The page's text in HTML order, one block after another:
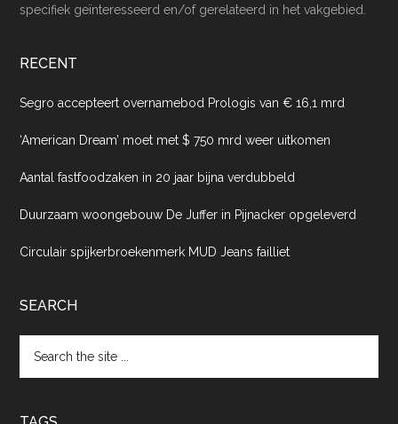
specifiek geïnteresseerd en/of gerelateerd in het vakgebied.
RECENT
Segro accepteert overnamebod Prologis van € 16,1 mrd
‘American Dream’ moet met $ 750 mrd weer uitkomen
Aantal fastfoodzaken in 20 jaar bijna verdubbeld
Duurzaam woongebouw De Juffer in Pijnacker opgeleverd
Circulair spijkerbroekenmerk MUD Jeans failliet
SEARCH
the